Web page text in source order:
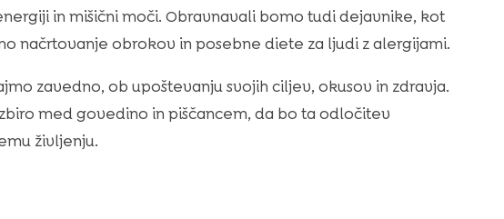
in mišični moči. Obravnavali bomo tudi dejavnike, kot
načrtovanje obrokov in posebne diete za ljudi z alergijami.
zavedno, ob upoštevanju svojih ciljev, okusov in zdravja.
med govedino in piščancem, da bo ta odločitev
življenju.